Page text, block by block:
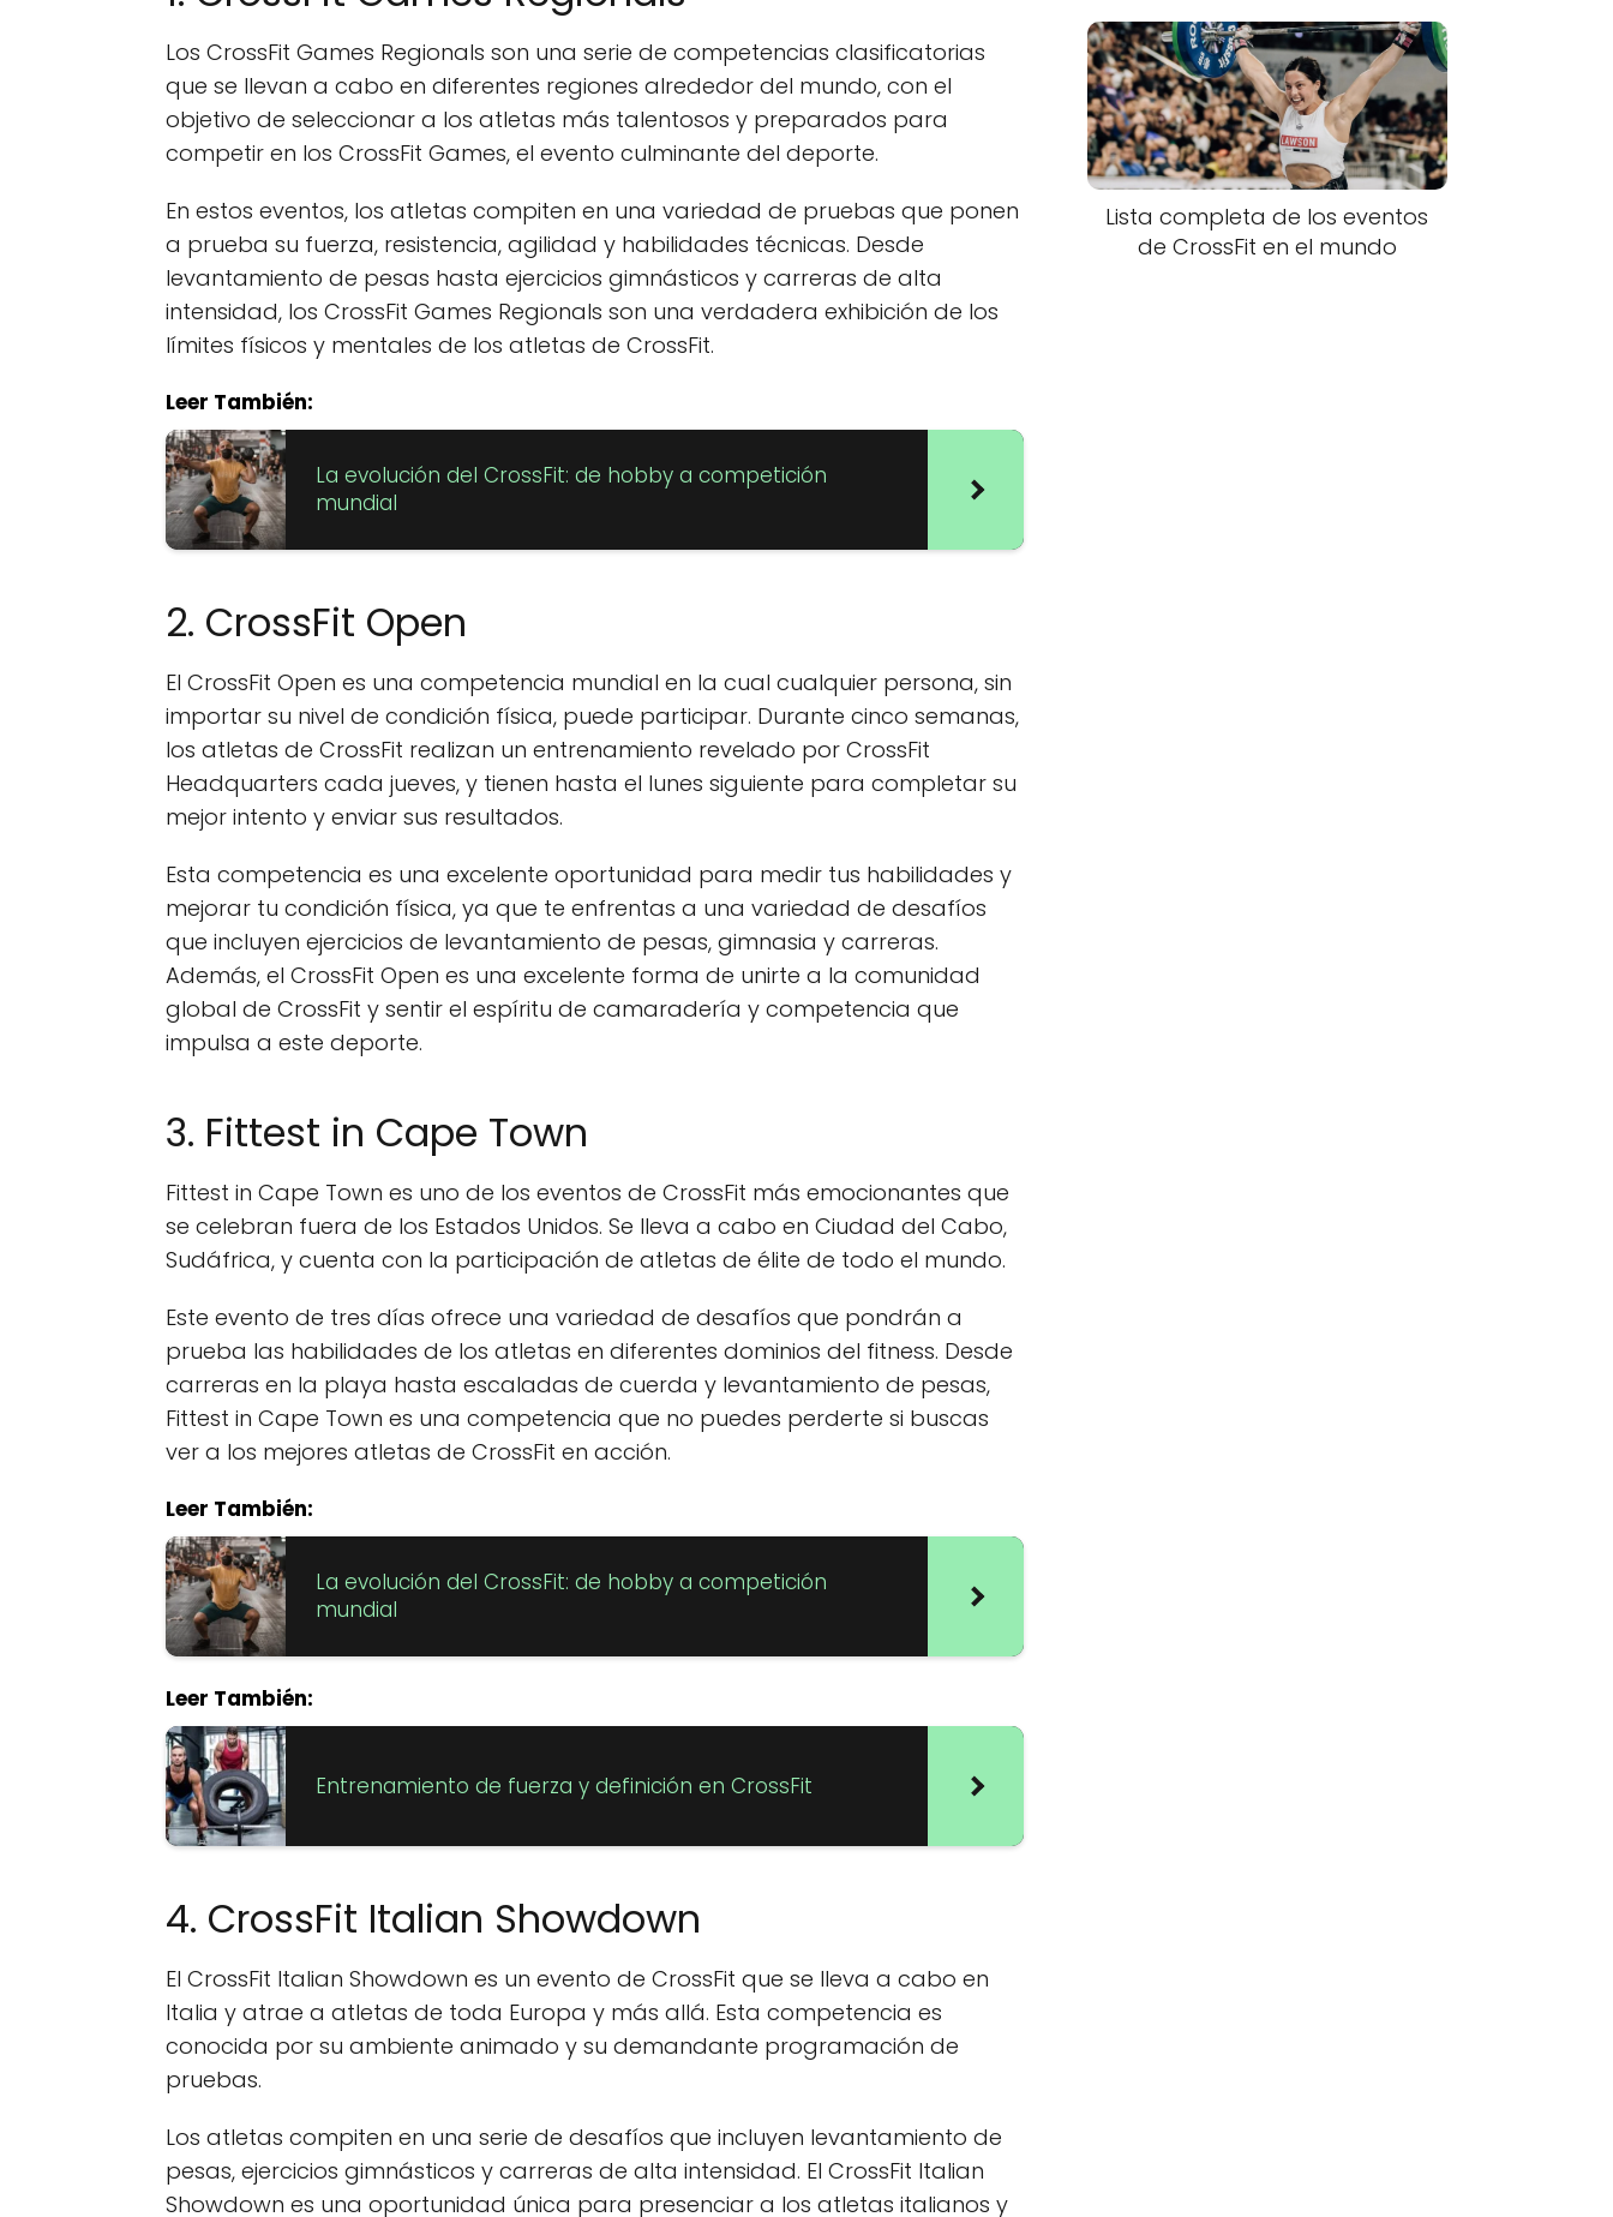
Los CrossFit Games Regionals son una serie de competencias clasificatorias
que se llevan a cabo en diferentes regiones alrededor del mundo, con el
objetivo de seleccionar a los atletas más talentosos y preparados para
competir en los CrossFit Games, el evento culminante del deporte.
En estos eventos, los atletas compiten en una variedad de pruebas que ponen
a prueba su fuerza, resistencia, agilidad y habilidades técnicas. Desde
levantamiento de pesas hasta ejercicios gimnásticos y carreras de alta
intensidad, los CrossFit Games Regionals son una verdadera exhibición de los
límites físicos y mentales de los atletas de CrossFit.
Leer También:
La evolución del CrossFit: de hobby a competición
mundial
2. CrossFit Open
El CrossFit Open es una competencia mundial en la cual cualquier persona, sin
importar su nivel de condición física, puede participar. Durante cinco semanas,
los atletas de CrossFit realizan un entrenamiento revelado por CrossFit
Headquarters cada jueves, y tienen hasta el lunes siguiente para completar su
mejor intento y enviar sus resultados.
Esta competencia es una excelente oportunidad para medir tus habilidades y
mejorar tu condición física, ya que te enfrentas a una variedad de desafíos
que incluyen ejercicios de levantamiento de pesas, gimnasia y carreras.
Además, el CrossFit Open es una excelente forma de unirte a la comunidad
global de CrossFit y sentir el espíritu de camaradería y competencia que
impulsa a este deporte.
3. Fittest in Cape Town
Fittest in Cape Town es uno de los eventos de CrossFit más emocionantes que
se celebran fuera de los Estados Unidos. Se lleva a cabo en Ciudad del Cabo,
Sudáfrica, y cuenta con la participación de atletas de élite de todo el mundo.
Este evento de tres días ofrece una variedad de desafíos que pondrán a
prueba las habilidades de los atletas en diferentes dominios del fitness. Desde
carreras en la playa hasta escaladas de cuerda y levantamiento de pesas,
Fittest in Cape Town es una competencia que no puedes perderte si buscas
ver a los mejores atletas de CrossFit en acción.
Leer También:
La evolución del CrossFit: de hobby a competición
mundial
Leer También:
Entrenamiento de fuerza y ​​definición en CrossFit
4. CrossFit Italian Showdown
El CrossFit Italian Showdown es un evento de CrossFit que se lleva a cabo en
Italia y atrae a atletas de toda Europa y más allá. Esta competencia es
conocida por su ambiente animado y su demandante programación de
pruebas.
Los atletas compiten en una serie de desafíos que incluyen levantamiento de
pesas, ejercicios gimnásticos y carreras de alta intensidad. El CrossFit Italian
Showdown es una oportunidad única para presenciar a los atletas italianos y
Lista completa de los eventos
de CrossFit en el mundo